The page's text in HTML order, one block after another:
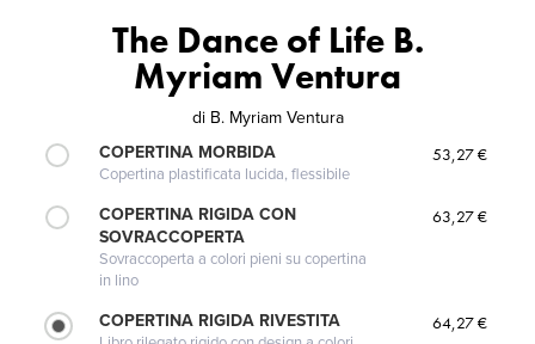
The Dance of Life B.
Myriam Ventura
di B. Myriam Ventura
COPERTINA MORBIDA
Copertina plastificata lucida, flessibile
53,27 €
COPERTINA RIGIDA CON
SOVRACCOPERTA
Sovraccoperta a colori pieni su copertina
in lino
63,27 €
COPERTINA RIGIDA RIVESTITA 64,27 €